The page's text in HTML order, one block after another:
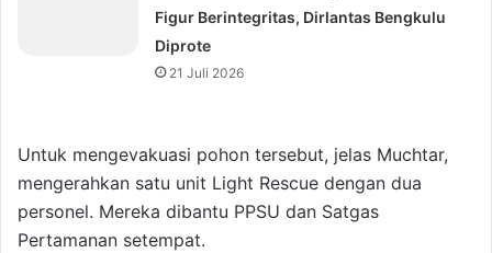
Figur Berintegritas, Dirlantas Bengkulu
Diprote
21 Juli 2026
Untuk mengevakuasi pohon tersebut, jelas Muchtar,
mengerahkan satu unit Light Rescue dengan dua
personel. Mereka dibantu PPSU dan Satgas
Pertamanan setempat.